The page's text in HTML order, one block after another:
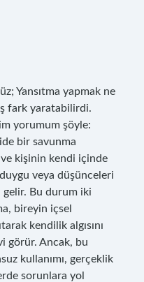
Yansıtma yapmak ne
fark yaratabilirdi.
yorumum şöyle:
bir savunma
ve kişinin kendi içinde
veya düşünceleri
gelir. Bu durum iki
bireyin içsel
kendilik algısını
görür. Ancak, bu
kullanımı, gerçeklik
sorunlara yol